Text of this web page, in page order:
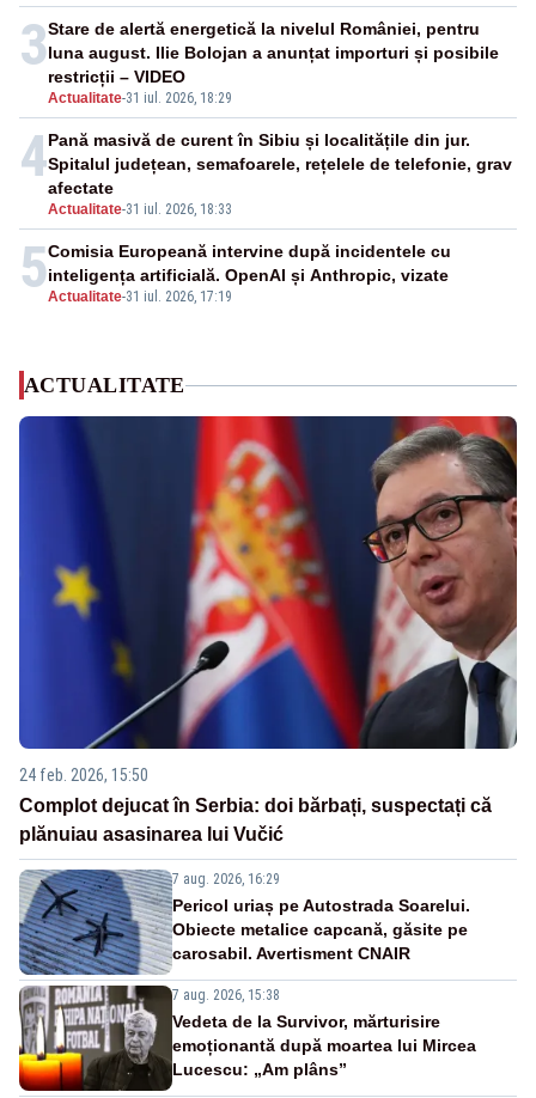
3
Actualitate-31 iul. 2026, 18:29
Stare de alertă energetică la nivelul României, pentru
luna august. Ilie Bolojan a anunțat importuri și posibile
restricții – VIDEO
4
Actualitate-31 iul. 2026, 18:33
Pană masivă de curent în Sibiu și localitățile din jur.
Spitalul județean, semafoarele, rețelele de telefonie, grav
afectate
5Actualitate-31 iul. 2026, 17:19
Comisia Europeană intervine după incidentele cu
inteligența artificială. OpenAI și Anthropic, vizate
ACTUALITATE
24 feb. 2026, 15:50
Complot dejucat în Serbia: doi bărbați, suspectați că
plănuiau asasinarea lui Vučić
7 aug. 2026, 16:29
Pericol uriaș pe Autostrada Soarelui.
Obiecte metalice capcană, găsite pe
carosabil. Avertisment CNAIR
7 aug. 2026, 15:38
Vedeta de la Survivor, mărturisire
emoționantă după moartea lui Mircea
Lucescu: „Am plâns”